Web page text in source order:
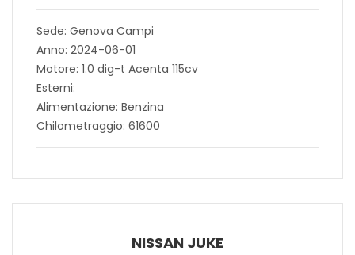
Sede: Genova Campi
Anno: 2024-06-01
Motore: 1.0 dig-t Acenta 115cv
Esterni:
Alimentazione: Benzina
Chilometraggio: 61600
NISSAN JUKE